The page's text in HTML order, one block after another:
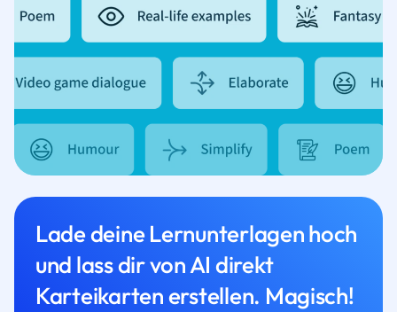
Lade deine Lernunterlagen hoch
und lass dir von AI direkt
Karteikarten erstellen. Magisch!